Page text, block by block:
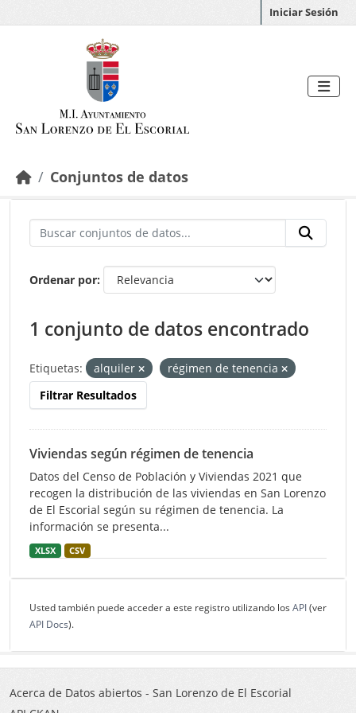
Iniciar Sesión
Conjuntos de datos
Ordenar por
1 conjunto de datos encontrado
Etiquetas: alquiler
régimen de tenencia
Filtrar Resultados
Viviendas según régimen de tenencia
Datos del Censo de Población y Viviendas 2021 que
recogen la distribución de las viviendas en San Lorenzo
de El Escorial según su régimen de tenencia. La
información se presenta...
XLSX CSV
Usted también puede acceder a este registro utilizando los API(ver
API Docs).
Acerca de Datos abiertos - San Lorenzo de El Escorial